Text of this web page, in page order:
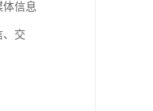
体信息
、交